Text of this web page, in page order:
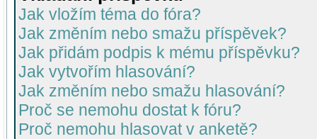
Jak vložím téma do fóra?
Jak změním nebo smažu příspěvek?
Jak přidám podpis k mému příspěvku?
Jak vytvořím hlasování?
Jak změním nebo smažu hlasování?
Proč se nemohu dostat k fóru?
Proč nemohu hlasovat v anketě?